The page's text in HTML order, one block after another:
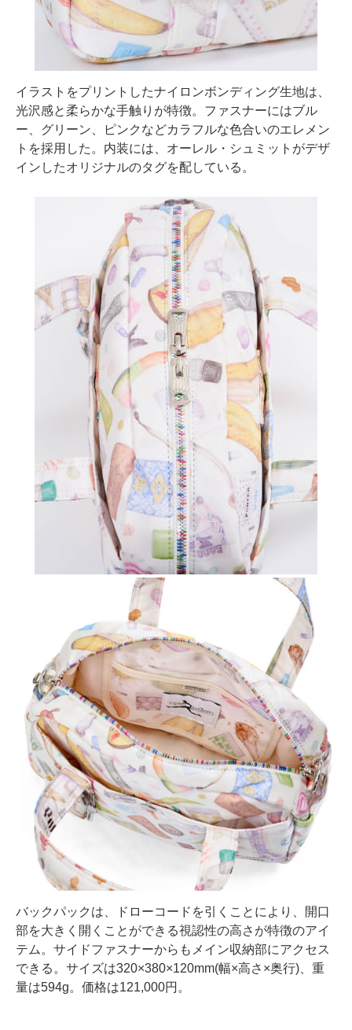
イラストをプリントしたナイロンボンディング生地は、
光沢感と柔らかな手触りが特徴。ファスナーにはブル
ー、グリーン、ピンクなどカラフルな色合いのエレメン
トを採用した。内装には、オーレル・シュミットがデザ
インしたオリジナルのタグを配している。
バックパックは、ドローコードを引くことにより、開口
部を大きく開くことができる視認性の高さが特徴のアイ
テム。サイドファスナーからもメイン収納部にアクセス
できる。サイズは320×380×120mm(幅×高さ×奥行)、重
量は594g。価格は121,000円。